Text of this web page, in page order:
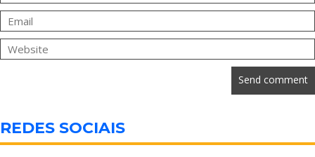
REDES SOCIAIS